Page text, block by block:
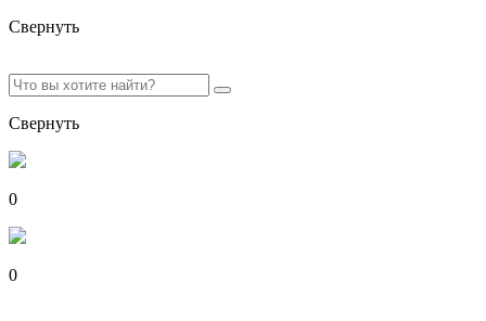
Свернуть
Свернуть
0
0